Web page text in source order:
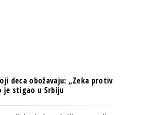
deca obožavaju: „Zeka protiv
je stigao u Srbiju